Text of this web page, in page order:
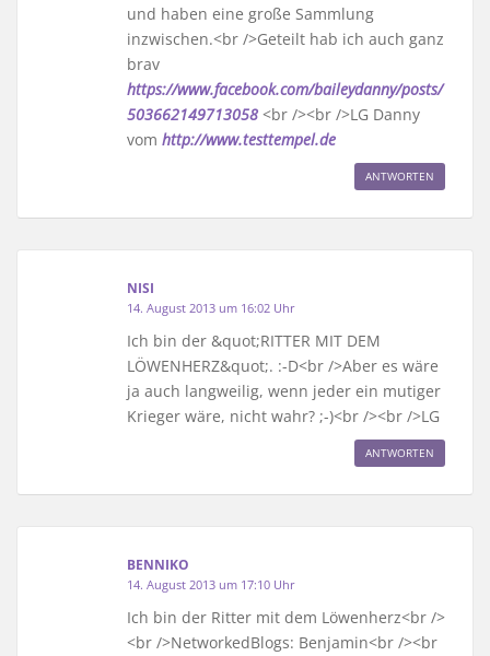
und haben eine große Sammlung
inzwischen.<br />Geteilt hab ich auch ganz
brav
https://www.facebook.com/baileydanny/posts/
503662149713058 <br /><br />LG Danny
vom http://www.testtempel.de
ANTWORTEN
NISI
14. August 2013 um 16:02 Uhr
Ich bin der &quot;RITTER MIT DEM
LÖWENHERZ&quot;. :-D<br />Aber es wäre
ja auch langweilig, wenn jeder ein mutiger
Krieger wäre, nicht wahr? ;-)<br /><br />LG
ANTWORTEN
BENNIKO
14. August 2013 um 17:10 Uhr
Ich bin der Ritter mit dem Löwenherz<br />
<br />NetworkedBlogs: Benjamin<br /><br